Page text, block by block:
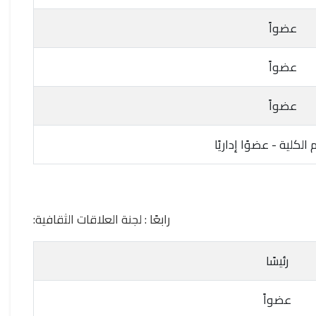
عضواً
عضواً
عضواً
الكلية - عضوًا إداريًا
رابعًا : لجنة العلاقات الثقافية:
رئيسًا
عضواً